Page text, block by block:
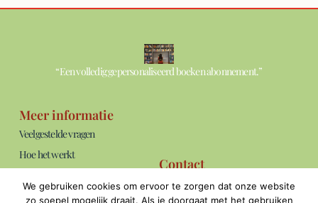
“Een volledig gepersonaliseerd boeken abonnement.”
Meer informatie
Veelgestelde vragen
Hoe het werkt
Blog
Contact
info@thebookshelf.nl
Bereikbaar: ma t/m vrij van 09:00 -
We gebruiken cookies om ervoor te zorgen dat onze website
zo soepel mogelijk draait. Als je doorgaat met het gebruiken